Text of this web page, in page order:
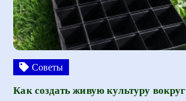
Советы
Как создать живую культуру вокруг